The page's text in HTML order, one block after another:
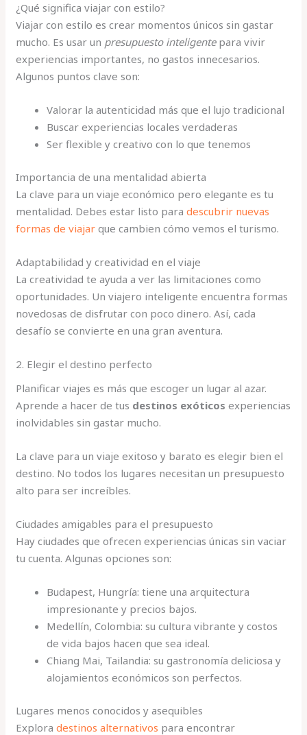
¿Qué significa viajar con estilo?
Viajar con estilo es crear momentos únicos sin gastar
mucho. Es usar un presupuesto inteligentepara vivir
experiencias importantes, no gastos innecesarios.
Algunos puntos clave son:
Valorar la autenticidad más que el lujo tradicional
Buscar experiencias locales verdaderas
Ser flexible y creativo con lo que tenemos
Importancia de una mentalidad abierta
La clave para un viaje económico pero elegante es tu
mentalidad. Debes estar listo paradescubrir nuevas
formas de viajar que cambien cómo vemos el turismo.
Adaptabilidad y creatividad en el viaje
La creatividad te ayuda a ver las limitaciones como
oportunidades. Un viajero inteligente encuentra formas
novedosas de disfrutar con poco dinero. Así, cada
desafío se convierte en una gran aventura.
2. Elegir el destino perfecto
Planificar viajes es más que escoger un lugar al azar.
Aprende a hacer de tus destinos exóticos experiencias
inolvidables sin gastar mucho.
La clave para un viaje exitoso y barato es elegir bien el
destino. No todos los lugares necesitan un presupuesto
alto para ser increíbles.
Ciudades amigables para el presupuesto
Hay ciudades que ofrecen experiencias únicas sin vaciar
tu cuenta. Algunas opciones son:
Budapest, Hungría: tiene una arquitectura
impresionante y precios bajos.
Medellín, Colombia: su cultura vibrante y costos
de vida bajos hacen que sea ideal.
Chiang Mai, Tailandia: su gastronomía deliciosa y
alojamientos económicos son perfectos.
Lugares menos conocidos y asequibles
Exploradestinos alternativos para encontrar